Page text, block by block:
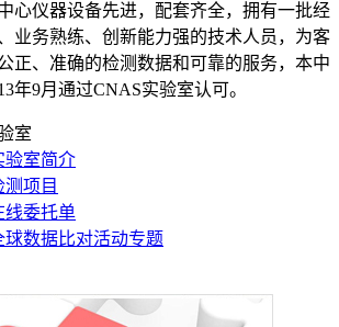
心仪器设备先进，配套齐全，拥有一批经
业务熟练、创新能力强的技术人员，为客
正、准确的检测数据和可靠的服务，本中
年9月通过CNAS实验室认可。
室
验室简介
测项目
线委托单
球数据比对活动专题